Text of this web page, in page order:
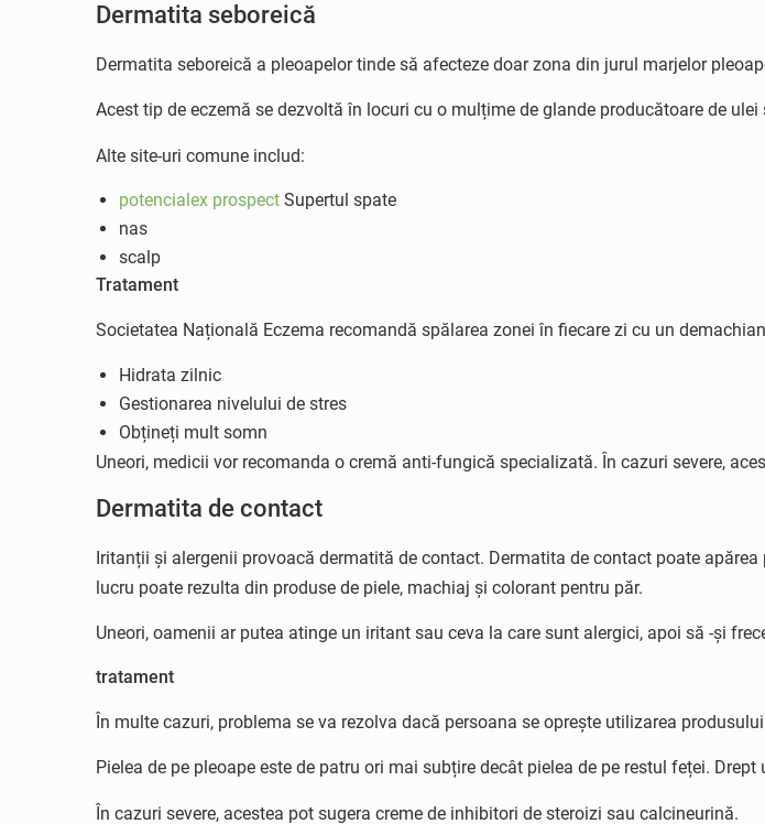
Dermatita seboreică
Dermatita seboreică a pleoapelor tinde să afecteze doar zona din jurul marjelor
Acest tip de eczemă se dezvoltă în locuri cu o mulțime de glande producătoare de ulei
Alte site-uri comune includ:
potencialex prospect Supertul spate
nas
scalp
Tratament
Societatea Națională Eczema recomandă spălarea zonei în fiecare zi cu un
Hidrata zilnic
Gestionarea nivelului de stres
Obțineți mult somn
Uneori, medicii vor recomanda o cremă anti-fungică specializată. În cazuri severe,
Dermatita de contact
Iritanții și alergenii provoacă dermatită de contact. Dermatita de contact poate
lucru poate rezulta din produse de piele, machiaj și colorant pentru păr.
Uneori, oamenii ar putea atinge un iritant sau ceva la care sunt alergici, apoi să -și
tratament
În multe cazuri, problema se va rezolva dacă persoana se oprește utilizarea
Pielea de pe pleoape este de patru ori mai subțire decât pielea de pe restul feței.
În cazuri severe, acestea pot sugera creme de inhibitori de steroizi sau calcineurină.